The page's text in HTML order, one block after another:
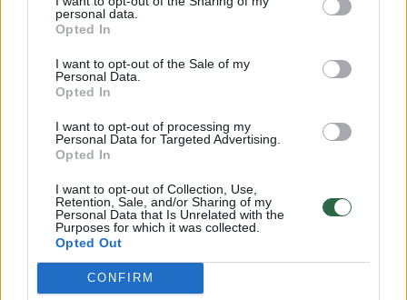
personal data.
Opted In
I want to opt-out of the Sale of my
Personal Data.
Opted In
I want to opt-out of processing my
Personal Data for Targeted Advertising.
Opted In
I want to opt-out of Collection, Use,
Retention, Sale, and/or Sharing of my
Personal Data that Is Unrelated with the
Purposes for which it was collected.
Opted Out
CONFIRMView this post on Instagram